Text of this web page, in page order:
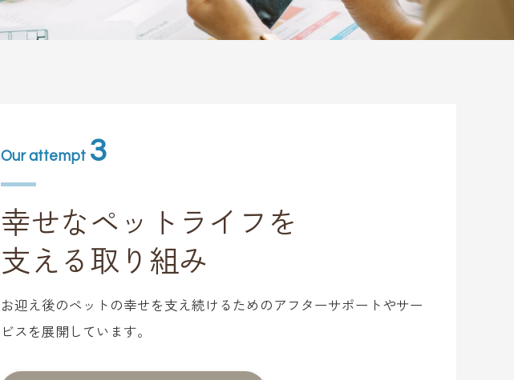
Our attempt 3
幸せなペットライフを
支える取り組み
お迎え後のペットの幸せを支え続けるためのアフターサポートやサー
ビスを展開しています。